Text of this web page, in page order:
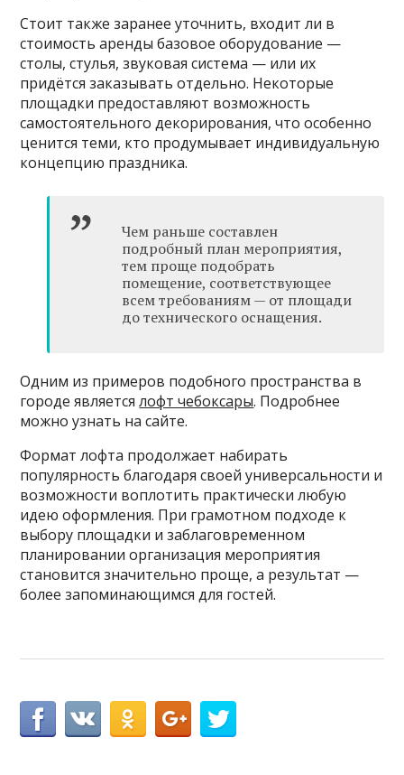
Стоит также заранее уточнить, входит ли в
стоимость аренды базовое оборудование —
столы, стулья, звуковая система — или их
придётся заказывать отдельно. Некоторые
площадки предоставляют возможность
самостоятельного декорирования, что особенно
ценится теми, кто продумывает индивидуальную
концепцию праздника.
Чем раньше составлен
подробный план мероприятия,
тем проще подобрать
помещение, соответствующее
всем требованиям — от площади
до технического оснащения.
Одним из примеров подобного пространства в
городе являетсялофт чебоксары. Подробнее
можно узнать на сайте.
Формат лофта продолжает набирать
популярность благодаря своей универсальности и
возможности воплотить практически любую
идею оформления. При грамотном подходе к
выбору площадки и заблаговременном
планировании организация мероприятия
становится значительно проще, а результат —
более запоминающимся для гостей.